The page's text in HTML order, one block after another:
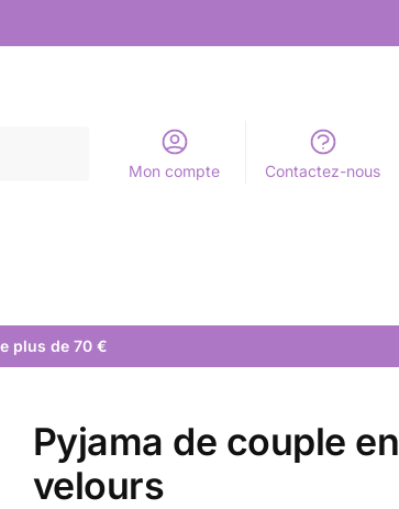
Mon compte Contactez-nous
plus de 70 €
Pyjama de couple en
velours